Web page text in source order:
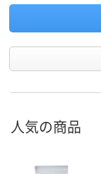
人気の商品